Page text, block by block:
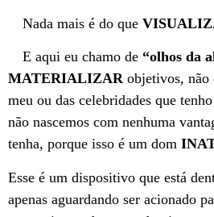
Nada mais é do que
E aqui eu chamo de “olhos da
MATERIALIZARobjetivos, não
meu ou das celebridades que
não nascemos com nenhuma
tenha, porque isso é um dom
Esse é um dispositivo que está
apenas aguardando ser acionado